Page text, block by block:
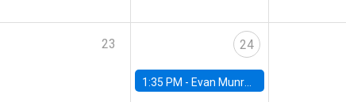
23 24
1:35 PM - Evan Munro, Neyman Visiting Assistant Professor in the Department of Statistics at UC Berkeley